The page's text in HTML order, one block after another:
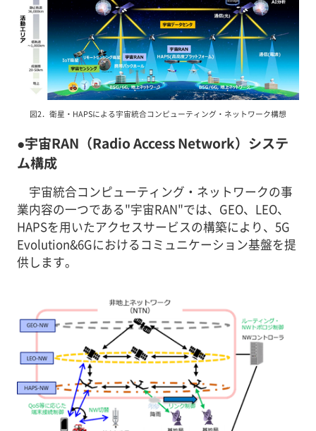
図2．衛星・HAPSによる宇宙統合コンピューティング・ネットワーク構想
●宇宙RAN（Radio Access Network）システ
ム構成
宇宙統合コンピューティング・ネットワークの事
業内容の一つである"宇宙RAN"では、GEO、LEO、
HAPSを用いたアクセスサービスの構築により、5G
Evolution&6Gにおけるコミュニケーション基盤を提
供します。